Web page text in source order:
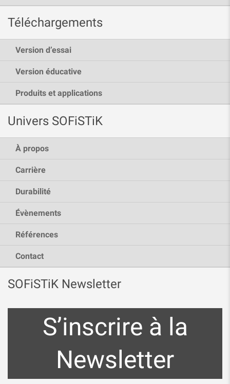
Téléchargements
Version d’essai
Version éducative
Produits et applications
Univers SOFiSTiK
À propos
Carrière
Durabilité
Évènements
Références
Contact
SOFiSTiK Newsletter
S’inscrire à la
Newsletter